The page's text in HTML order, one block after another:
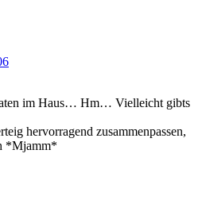
im Haus… Hm… Vielleicht gibts
hervorragend zusammenpassen,
*Mjamm*